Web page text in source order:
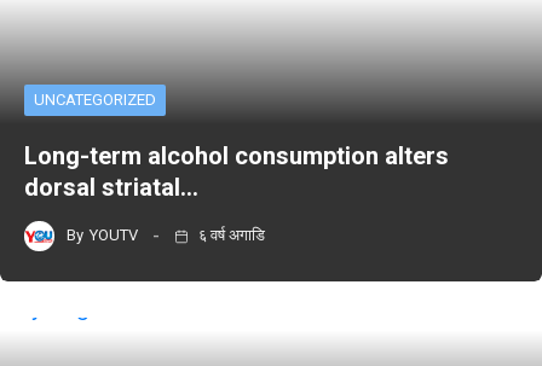
UNCATEGORIZED
Long-term alcohol consumption alters
dorsal striatal…
By YOUTV ६ वर्ष अगाडि